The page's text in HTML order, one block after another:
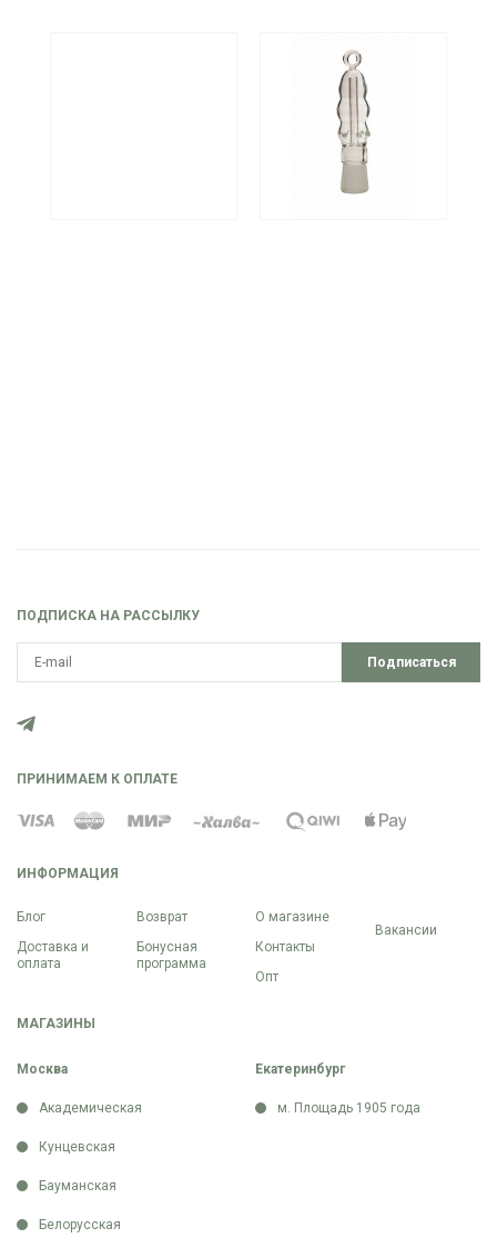
ИНФОРМАЦИЯ
Блог
Доставка и
оплата
Возврат
Бонусная
программа
О магазине
Контакты
Опт
Вакансии
МАГАЗИНЫ
Москва
Академическая
Кунцевская
Бауманская
Белорусская
Екатеринбург
м. Площадь 1905 года
ПОДПИСКА НА РАССЫЛКУ
Подписаться
ПРИНИМАЕМ К ОПЛАТЕ